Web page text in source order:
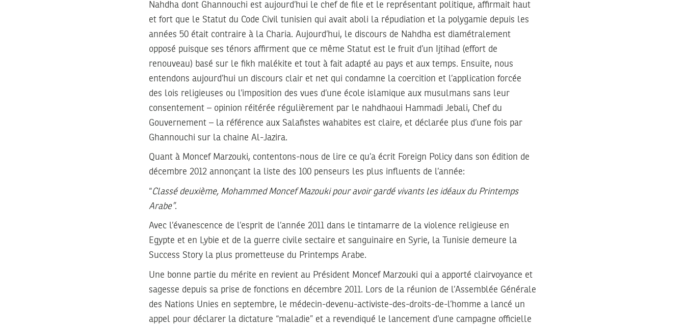
Nahdha dont Ghannouchi est aujourd’hui le chef de file et le représentant politique, affirmait haut
et fort que le Statut du Code Civil tunisien qui avait aboli la répudiation et la polygamie depuis les
années 50 était contraire à la Charia. Aujourd’hui, le discours de Nahdha est diamétralement
opposé puisque ses ténors affirment que ce même Statut est le fruit d’un Ijtihad (effort de
renouveau) basé sur le fikh malékite et tout à fait adapté au pays et aux temps. Ensuite, nous
entendons aujourd’hui un discours clair et net qui condamne la coercition et l’application forcée
des lois religieuses ou l’imposition des vues d’une école islamique aux musulmans sans leur
consentement – opinion réitérée régulièrement par le nahdhaoui Hammadi Jebali, Chef du
Gouvernement – la référence aux Salafistes wahabites est claire, et déclarée plus d’une fois par
Ghannouchi sur la chaine Al-Jazira.
Quant à Moncef Marzouki, contentons-nous de lire ce qu’a écrit Foreign Policy dans son édition de
décembre 2012 annonçant la liste des 100 penseurs les plus influents de l’année:
“Classé deuxième, Mohammed Moncef Mazouki pour avoir gardé vivants les idéaux du Printemps
Arabe”.
Avec l’évanescence de l’esprit de l’année 2011 dans le tintamarre de la violence religieuse en
Egypte et en Lybie et de la guerre civile sectaire et sanguinaire en Syrie, la Tunisie demeure la
Success Story la plus prometteuse du Printemps Arabe.
Une bonne partie du mérite en revient au Président Moncef Marzouki qui a apporté clairvoyance et
sagesse depuis sa prise de fonctions en décembre 2011. Lors de la réunion de l’Assemblée Générale
des Nations Unies en septembre, le médecin-devenu-activiste-des-droits-de-l’homme a lancé un
appel pour déclarer la dictature “maladie” et a revendiqué le lancement d’une campagne officielle